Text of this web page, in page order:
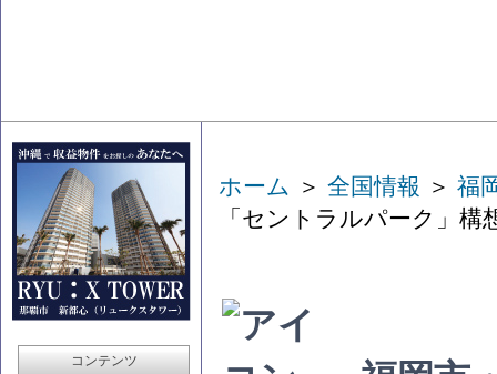
コンテンツ
ホーム ＞ 全国情報 ＞ 福
「セントラルパーク」構